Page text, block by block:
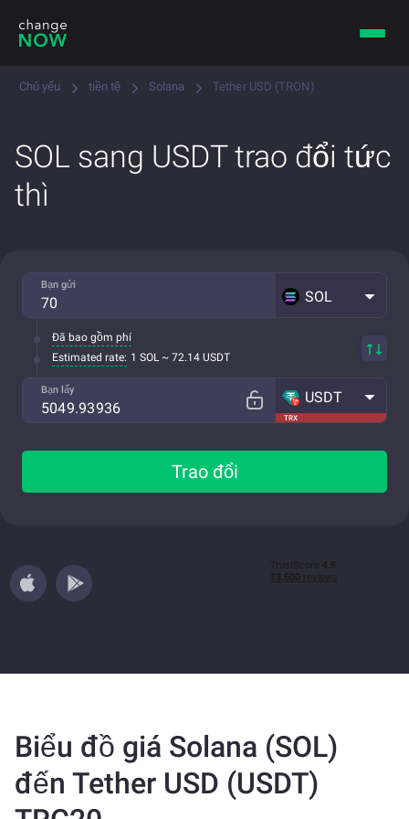
Chủ yếu tiền tệ Solana Tether USD (TRON)
SOL sang USDT trao đổi tức
thì
Bạn gửi
SOL
Đã bao gồm phí
Estimated rate: 1 SOL ~ 72.14 USDT
Bạn lấy
TRX
USDT
Trao đổi
Biểu đồ giá Solana (SOL)
đến Tether USD (USDT)